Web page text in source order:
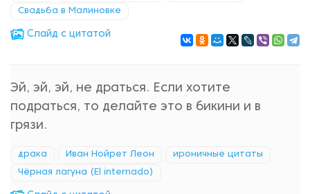
Свадьба в Малиновке
Cлайд с цитатой
Эй, эй, эй, не драться. Если хотите
подраться, то делайте это в бикини и в
грязи.
драка Иван Нойрет Леон ироничные цитаты
Чёрная лагуна (El internado)